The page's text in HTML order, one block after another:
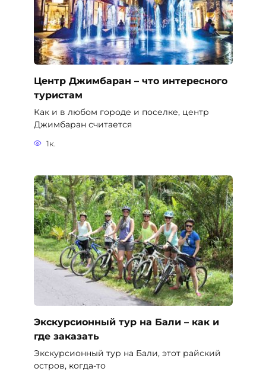
Центр Джимбаран – что интересного
туристам
Как и в любом городе и поселке, центр
Джимбаран считается
1к.
Экскурсионный тур на Бали – как и
где заказать
Экскурсионный тур на Бали, этот райский
остров, когда-то